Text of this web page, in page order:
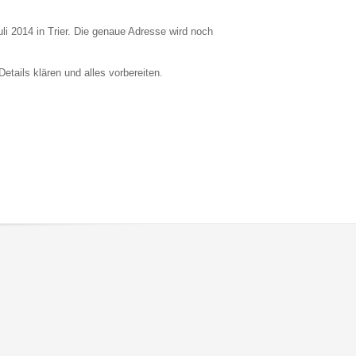
2014 in Trier. Die genaue Adresse wird noch
klären und alles vorbereiten.